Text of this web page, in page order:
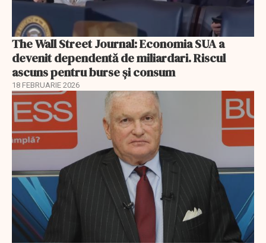
The Wall Street Journal: Economia SUA a
devenit dependentă de miliardari. Riscul
ascuns pentru burse și consum
18 FEBRUARIE 2026
EXCLUSIV